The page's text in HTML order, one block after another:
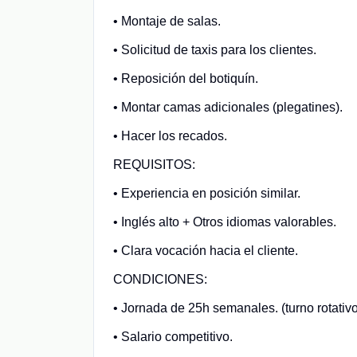
• Montaje de salas.
• Solicitud de taxis para los clientes.
• Reposición del botiquín.
• Montar camas adicionales (plegatines).
• Hacer los recados.
REQUISITOS:
• Experiencia en posición similar.
• Inglés alto + Otros idiomas valorables.
• Clara vocación hacia el cliente.
CONDICIONES:
• Jornada de 25h semanales. (turno
• Salario competitivo.